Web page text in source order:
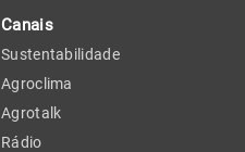
Canais
Sustentabilidade
Agroclima
Agrotalk
Rádio